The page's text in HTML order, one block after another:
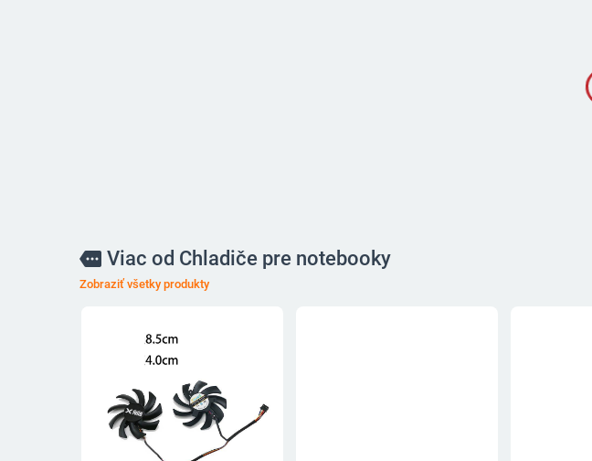
more Viac od Chladiče pre notebooky
Zobraziť všetky produkty